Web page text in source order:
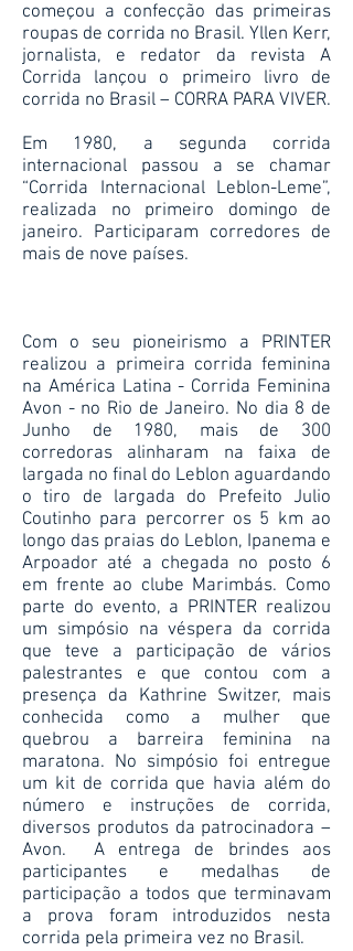
começou a confecção das primeiras
roupas de corrida no Brasil. Yllen Kerr,
jornalista, e redator da revista A
Corrida lançou o primeiro livro de
corrida no Brasil – CORRA PARA VIVER.
Em 1980, a segunda corrida
internacional passou a se chamar
“Corrida Internacional Leblon-Leme”,
realizada no primeiro domingo de
janeiro. Participaram corredores de
mais de nove países.
Com o seu pioneirismo a PRINTER
realizou a primeira corrida feminina
na América Latina - Corrida Feminina
Avon - no Rio de Janeiro. No dia 8 de
Junho de 1980, mais de 300
corredoras alinharam na faixa de
largada no final do Leblon aguardando
o tiro de largada do Prefeito Julio
Coutinho para percorrer os 5 km ao
longo das praias do Leblon, Ipanema e
Arpoador até a chegada no posto 6
em frente ao clube Marimbás. Como
parte do evento, a PRINTER realizou
um simpósio na véspera da corrida
que teve a participação de vários
palestrantes e que contou com a
presença da Kathrine Switzer, mais
conhecida como a mulher que
quebrou a barreira feminina na
maratona. No simpósio foi entregue
um kit de corrida que havia além do
número e instruções de corrida,
diversos produtos da patrocinadora –
Avon. A entrega de brindes aos
participantes e medalhas de
participação a todos que terminavam
a prova foram introduzidos nesta
corrida pela primeira vez no Brasil.